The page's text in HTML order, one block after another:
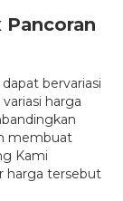
bervariasi
harga
membuat
Kami
harga tersebut